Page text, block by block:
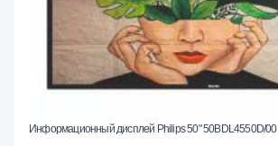
Информационный дисплей Philips 50" 50BDL4550D/00